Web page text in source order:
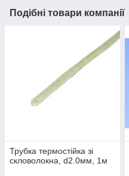
Подібні товари компанії
Трубка термостійка зі
скловолокна, d2.0мм, 1м